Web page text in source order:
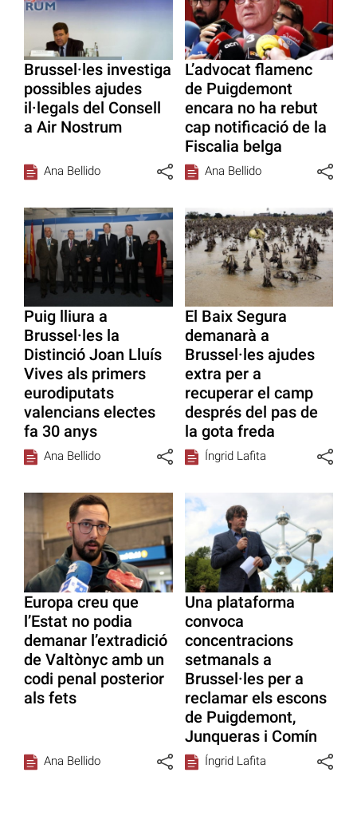
Brussel·les investiga
possibles ajudes
il·legals del Consell
a Air Nostrum
Ana Bellido
L’advocat flamenc
de Puigdemont
encara no ha rebut
cap notificació de la
Fiscalia belga
Ana Bellido
Puig lliura a
Brussel·les la
Distinció Joan Lluís
Vives als primers
eurodiputats
valencians electes
fa 30 anys
Ana Bellido
El Baix Segura
demanarà a
Brussel·les ajudes
extra per a
recuperar el camp
després del pas de
la gota freda
Íngrid Lafita
Europa creu que
l’Estat no podia
demanar l’extradició
de Valtònyc amb un
codi penal posterior
als fets
Ana Bellido
Una plataforma
convoca
concentracions
setmanals a
Brussel·les per a
reclamar els escons
de Puigdemont,
Junqueras i Comín
Íngrid Lafita